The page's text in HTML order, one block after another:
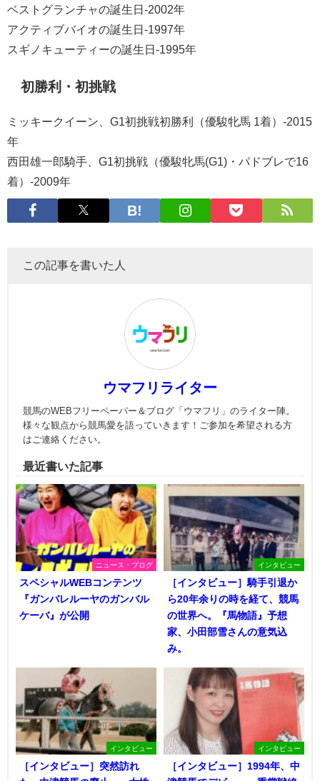
ベストグランチャの誕生日-2002年
アクティブバイオの誕生日-1997年
スギノキューティーの誕生日-1995年
初勝利・初挑戦
ミッキークイーン、G1初挑戦初勝利（優駿牝馬 1着）-2015
年
西田雄一郎騎手、G1初挑戦（優駿牝馬(G1)・パドブレで16
着）-2009年
この記事を書いた人
ウマフリライター
競馬のWEBフリーペーパー＆ブログ「ウマフリ」のライター陣。
様々な観点から競馬愛を語っていきます！ご参加を希望される方
はご連絡ください。
最近書いた記事
ニュース・ブログ
スペシャルWEBコンテンツ
『ガンバレルーヤのガンバル
ケーバ』が公開
インタビュー
［インタビュー］騎手引退か
ら20年余りの時を経て、競馬
の世界へ。『馬物語』予想
家、小田部雪さんの意気込
み。
インタビュー
［インタビュー］突然訪れ
インタビュー
［インタビュー］1994年、中